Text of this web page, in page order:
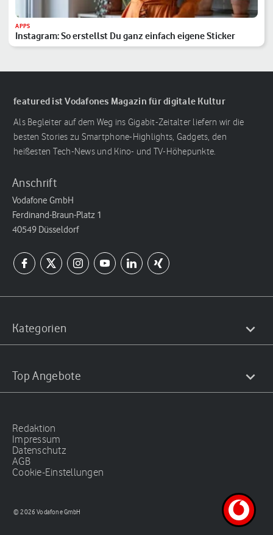
APPS
Instagram: So erstellst Du ganz einfach eigene Sticker
featured ist Vodafones Magazin für digitale Kultur
Als Begleiter auf dem Weg ins Gigabit-Zeitalter liefern wir die
besten Stories zu Smartphone-Highlights, Gadgets, den
heißesten Tech-News und Kino- und TV-Höhepunkte.
Anschrift
Vodafone GmbH
Ferdinand-Braun-Platz 1
40549 Düsseldorf
Kategorien
Top Angebote
Redaktion
Impressum
Datenschutz
AGB
Cookie-Einstellungen
© 2026 Vodafone GmbH